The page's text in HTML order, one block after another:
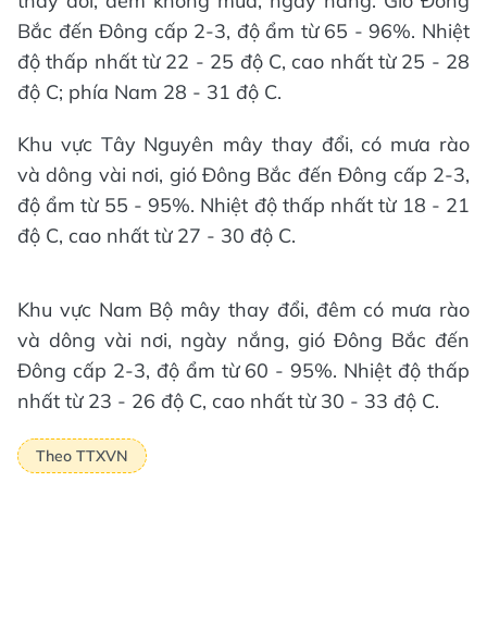
Bắc đến Đông cấp 2-3, độ ẩm từ 65 - 96%. Nhiệt
độ thấp nhất từ 22 - 25 độ C, cao nhất từ 25 - 28
độ C; phía Nam 28 - 31 độ C.
Khu vực Tây Nguyên mây thay đổi, có mưa rào
và dông vài nơi, gió Đông Bắc đến Đông cấp 2-3,
độ ẩm từ 55 - 95%. Nhiệt độ thấp nhất từ 18 - 21
độ C, cao nhất từ 27 - 30 độ C.
Khu vực Nam Bộ mây thay đổi, đêm có mưa rào
và dông vài nơi, ngày nắng, gió Đông Bắc đến
Đông cấp 2-3, độ ẩm từ 60 - 95%. Nhiệt độ thấp
nhất từ 23 - 26 độ C, cao nhất từ 30 - 33 độ C.
Theo TTXVN